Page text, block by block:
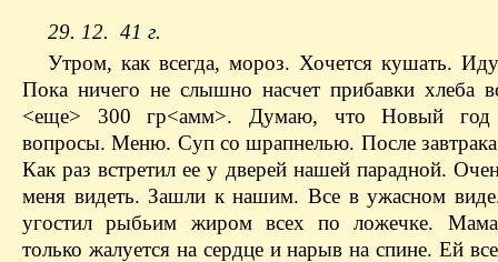
29. 12. 41 г.
Утром, как всегда, мороз. Хочется кушать. Иду
Пока ничего не слышно насчет прибавки хлеба
<еще> 300 гр<амм>. Думаю, что Новый год
вопросы. Меню. Суп со шрапнелью. После
Как раз встретил ее у дверей нашей парадной.
меня видеть. Зашли к нашим. Все в ужасном
угостил рыбьим жиром всех по ложечке.
только жалуется на сердце и нарыв на спине. Ей